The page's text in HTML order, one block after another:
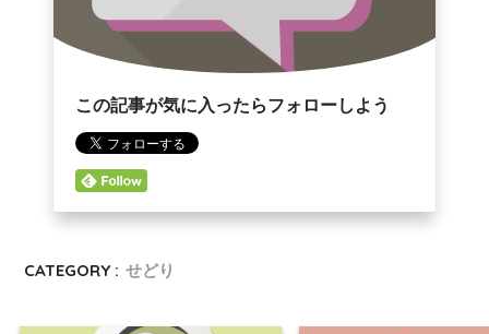
この記事が気に入ったらフォローしよう
CATEGORY : せどり